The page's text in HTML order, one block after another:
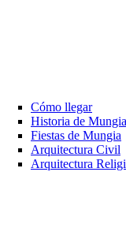
Cómo llegar
Historia de Mungia
Fiestas de Mungia
Arquitectura Civil
Arquitectura